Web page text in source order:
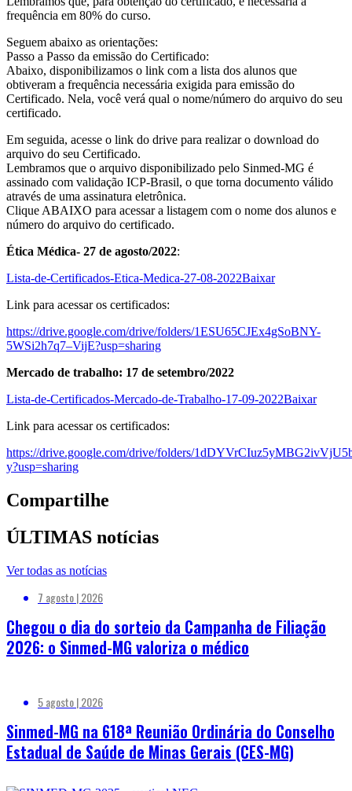
frequência em 80% do curso.
Seguem abaixo as orientações:
Passo a Passo da emissão do Certificado:
Abaixo, disponibilizamos o link com a lista dos alunos que
obtiveram a frequência necessária exigida para emissão do
Certificado. Nela, você verá qual o nome/número do arquivo do seu
certificado.
Em seguida, acesse o link do drive para realizar o download do
arquivo do seu Certificado.
Lembramos que o arquivo disponibilizado pelo Sinmed-MG é
assinado com validação ICP-Brasil, o que torna documento válido
através de uma assinatura eletrônica.
Clique ABAIXO para acessar a listagem com o nome dos alunos e
número do arquivo do certificado.
Ética Médica- 27 de agosto/2022:
Lista-de-Certificados-Etica-Medica-27-08-2022Baixar
Link para acessar os certificados:
https://drive.google.com/drive/folders/1ESU65CJEx4gSoBNY-
5WSi2h7q7–VijE?usp=sharing
Mercado de trabalho: 17 de setembro/2022
Lista-de-Certificados-Mercado-de-Trabalho-17-09-2022Baixar
Link para acessar os certificados:
https://drive.google.com/drive/folders/
y?usp=sharing
Compartilhe
ÚLTIMAS notícias
Ver todas as notícias
7 agosto | 2026
Chegou o dia do sorteio da Campanha de Filiação
2026: o Sinmed-MG valoriza o médico
5 agosto | 2026
Sinmed-MG na 618ª Reunião Ordinária do Conselho
Estadual de Saúde de Minas Gerais (CES-MG)